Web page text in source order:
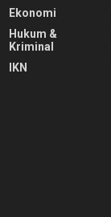
Ekonomi
Hukum &
Kriminal
IKN